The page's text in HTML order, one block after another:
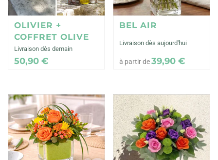
OLIVIER +
COFFRET OLIVE
Livraison dès demain
50,90 €
BEL AIR
Livraison dès aujourd'hui
à partir de39,90 €